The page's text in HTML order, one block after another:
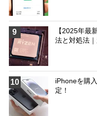
9
【2025年最
法と対処法
10
iPhoneを購
定！